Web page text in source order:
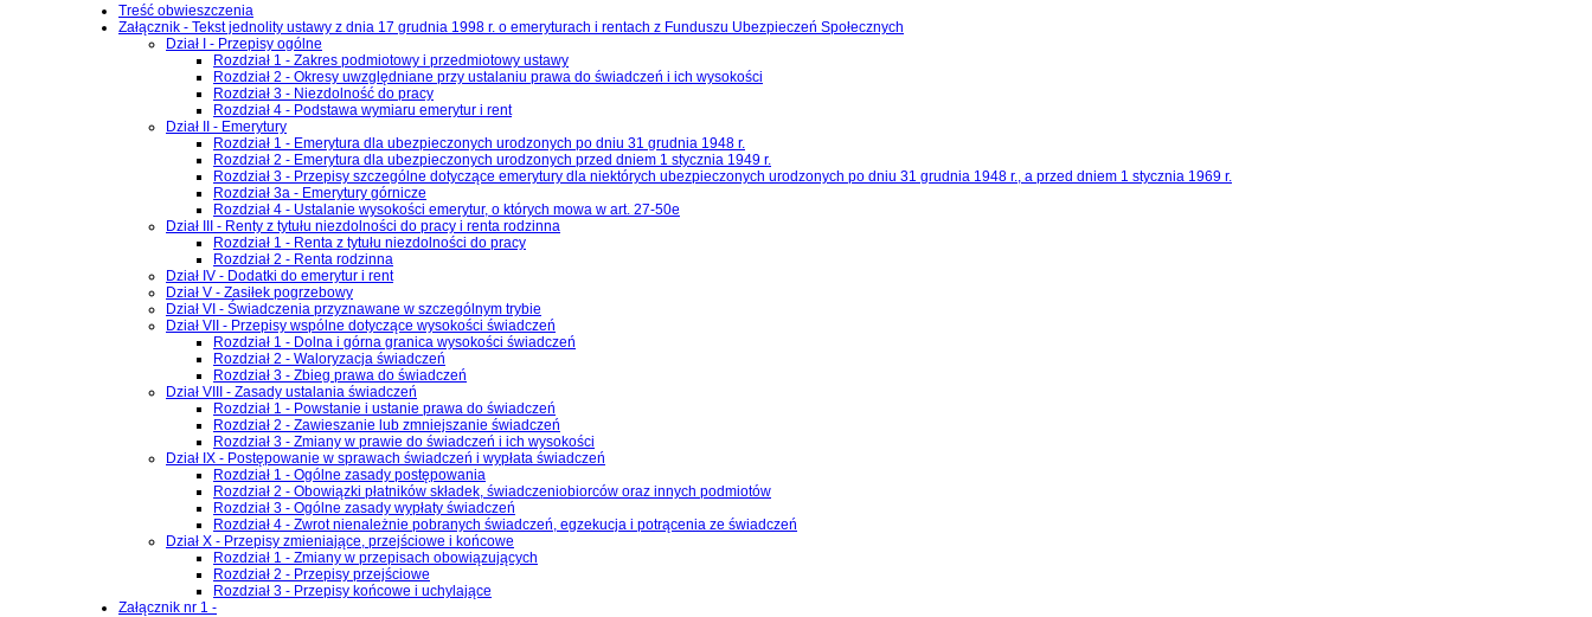
Treść obwieszczenia
Załącznik - Tekst jednolity ustawy z dnia 17 grudnia 1998 r. o emeryturach i rentach z Funduszu Ubezpieczeń Społecznych
Dział I - Przepisy ogólne
Rozdział 1 - Zakres podmiotowy i przedmiotowy ustawy
Rozdział 2 - Okresy uwzględniane przy ustalaniu prawa do świadczeń i ich wysokości
Rozdział 3 - Niezdolność do pracy
Rozdział 4 - Podstawa wymiaru emerytur i rent
Dział II - Emerytury
Rozdział 1 - Emerytura dla ubezpieczonych urodzonych po dniu 31 grudnia 1948 r.
Rozdział 2 - Emerytura dla ubezpieczonych urodzonych przed dniem 1 stycznia 1949 r.
Rozdział 3 - Przepisy szczególne dotyczące emerytury dla niektórych ubezpieczonych urodzonych po dniu 31 grudnia 1948 r., a przed dniem 1 stycznia 1969 r.
Rozdział 3a - Emerytury górnicze
Rozdział 4 - Ustalanie wysokości emerytur, o których mowa w art. 27-50e
Dział III - Renty z tytułu niezdolności do pracy i renta rodzinna
Rozdział 1 - Renta z tytułu niezdolności do pracy
Rozdział 2 - Renta rodzinna
Dział IV - Dodatki do emerytur i rent
Dział V - Zasiłek pogrzebowy
Dział VI - Świadczenia przyznawane w szczególnym trybie
Dział VII - Przepisy wspólne dotyczące wysokości świadczeń
Rozdział 1 - Dolna i górna granica wysokości świadczeń
Rozdział 2 - Waloryzacja świadczeń
Rozdział 3 - Zbieg prawa do świadczeń
Dział VIII - Zasady ustalania świadczeń
Rozdział 1 - Powstanie i ustanie prawa do świadczeń
Rozdział 2 - Zawieszanie lub zmniejszanie świadczeń
Rozdział 3 - Zmiany w prawie do świadczeń i ich wysokości
Dział IX - Postępowanie w sprawach świadczeń i wypłata świadczeń
Rozdział 1 - Ogólne zasady postępowania
Rozdział 2 - Obowiązki płatników składek, świadczeniobiorców oraz innych podmiotów
Rozdział 3 - Ogólne zasady wypłaty świadczeń
Rozdział 4 - Zwrot nienależnie pobranych świadczeń, egzekucja i potrącenia ze świadczeń
Dział X - Przepisy zmieniające, przejściowe i końcowe
Rozdział 1 - Zmiany w przepisach obowiązujących
Rozdział 2 - Przepisy przejściowe
Rozdział 3 - Przepisy końcowe i uchylające
Załącznik nr 1 -